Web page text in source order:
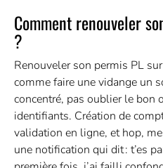
Comment renouveler
?
Renouveler son permis PL
comme faire une vidange un
concentré, pas oublier le bon
identifiants. Création de
validation en ligne, et hop,
une notification qui dit : t’es